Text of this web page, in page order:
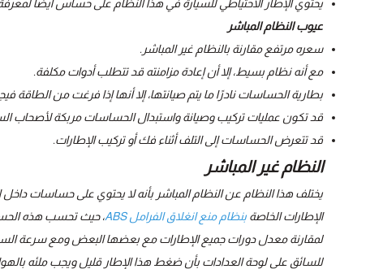
يحتوي الإطار الاحتياطي للسيارة في هذا النظام على حساس أيضًا
عيوب النظام المباشر
سعره مرتفع مقارنة بالنظام غير المباشر.
مع أنه نظام بسيط، إلا أن إعادة مزامنته قد تتطلب أدوات مكلفة.
بطارية الحساسات نادرًا ما يتم صيانتها، إلا أنها إذا فرغت من الطاقة
قد تكون عمليات تركيب وصيانة واستبدال الحساسات مربكة لأصحاب
قد تتعرض الحساسات إلى التلف أثناء فك أو تركيب الإطارات.
النظام غير المباشر
يختلف هذا النظام عن النظام المباشر بأنه لا يحتوي على حساسات
الإطارات الخاصة بنظام منع انغلاق الفرامل ABS
، حيث تحسب هذه
لمقارنة معدل دورات جميع الإطارات مع بعضها البعض ومع سرعة
للسائق على لوحة العدادات بأن ضغط هذا الإطار قليل ويجب ملئه